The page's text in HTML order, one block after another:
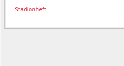
Stadionheft